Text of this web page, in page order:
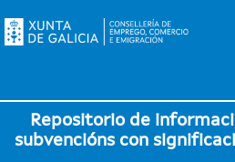
Repositorio de
subvencións con